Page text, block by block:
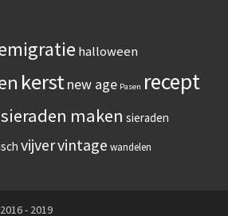
halloween
kerstnew age Pasen recept
sieraden maken sieraden
vijvervintage wandelen
- 2019